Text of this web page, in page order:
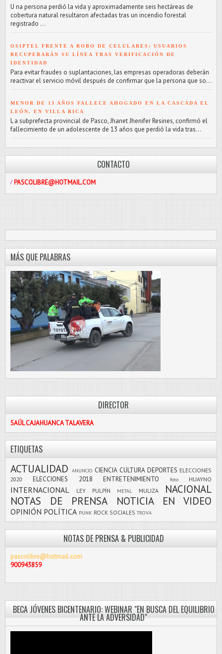
U na persona perdió la vida y aproximadamente seis hectáreas de
cobertura natural resultaron afectadas tras un incendio forestal
registrado ...
OSIPTEL FRENTE A ROBO DE CELULARES: USUARIOS
RECUPERARÁN SU LÍNEA TRAS VERIFICACIÓN DE
IDENTIDAD
Para evitar fraudes o suplantaciones, las empresas operadoras deberán
reactivar el servicio móvil después de confirmar que la persona que so...
MENOR DE 13 AÑOS FALLECE AHOGADO EN LA CASCADA EL
LEÓN, EN VILLA RICA
L a subprefecta provincial de Pasco, Jhanet Jhenifer Resines, confirmó el
fallecimiento de un adolescente de 13 años que perdió la vida tras...
CONTACTO
MÁS QUE PALABRAS
DIRECTOR
SAÚL CAJAHUANCA TALAVERA
ETIQUETAS
ACTUALIDAD ANUNCIO CIENCIA CULTURA DEPORTES ELECCIONES
2020
ELECCIONES 2018 ENTRETENIMIENTO foto HUAYNO
INTERNACIONAL LEY PULPÍN METAL MULIZA
NACIONAL
NOTAS DE PRENSA
NOTICIA EN VIDEO
OPINIÓN POLÍTICA PUNK ROCK SOCIALES TROVA
NOTAS DE PRENSA & PUBLICIDAD
pascolibre@hotmail.com
900943859
BECA JÓVENES BICENTENARIO: WEBINAR "EN BUSCA DEL EQUILIBRIO
ANTE LA ADVERSIDAD"